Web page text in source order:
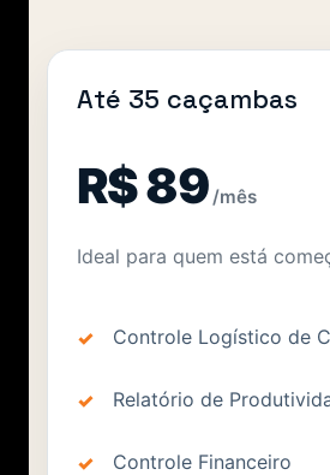
Até 35 caçambas
R$ 89 /mês
Ideal para quem está
Controle Logístico de
Relatório de
Controle Financeiro